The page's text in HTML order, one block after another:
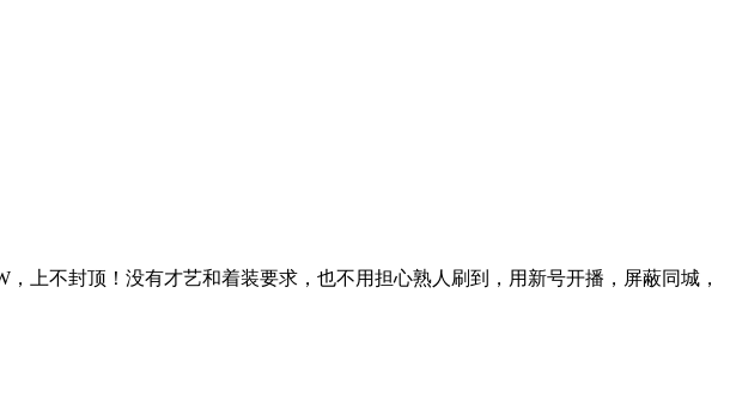
上不封顶！没有才艺和着装要求，也不用担心熟人刷到，用新号开播，屏蔽同城，